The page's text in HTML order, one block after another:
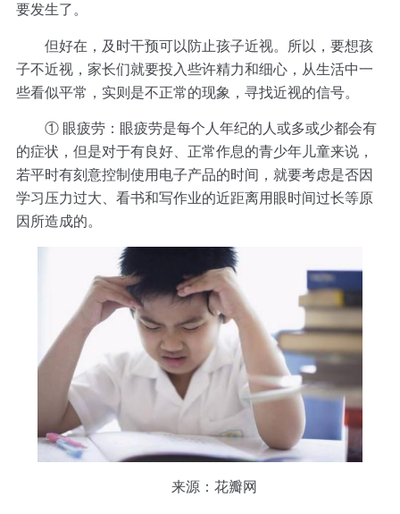
要发生了。
但好在，及时干预可以防止孩子近视。所以，要想孩
子不近视，家长们就要投入些许精力和细心，从生活中一
些看似平常，实则是不正常的现象，寻找近视的信号。
① 眼疲劳：眼疲劳是每个人年纪的人或多或少都会有
的症状，但是对于有良好、正常作息的青少年儿童来说，
若平时有刻意控制使用电子产品的时间，就要考虑是否因
学习压力过大、看书和写作业的近距离用眼时间过长等原
因所造成的。
来源：花瓣网